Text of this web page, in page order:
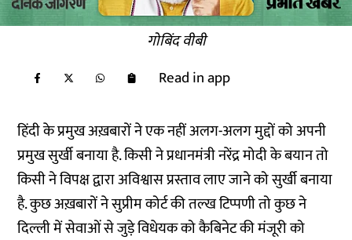
गोबिंद वीबी
Read in app
हिंदी के प्रमुख अख़बारों ने एक नहीं अलग-अलग मुद्दों को अपनी
प्रमुख सुर्खी बनाया है. किसी ने प्रधानमंत्री नरेंद्र मोदी के बयान तो
किसी ने विपक्ष द्वारा अविश्वास प्रस्ताव लाए जाने को सुर्खी बनाया
है. कुछ अख़बारों ने सुप्रीम कोर्ट की तल्ख टिप्पणी तो कुछ ने
दिल्ली में सेवाओं से जुड़े विधेयक को कैबिनेट की मंजूरी को